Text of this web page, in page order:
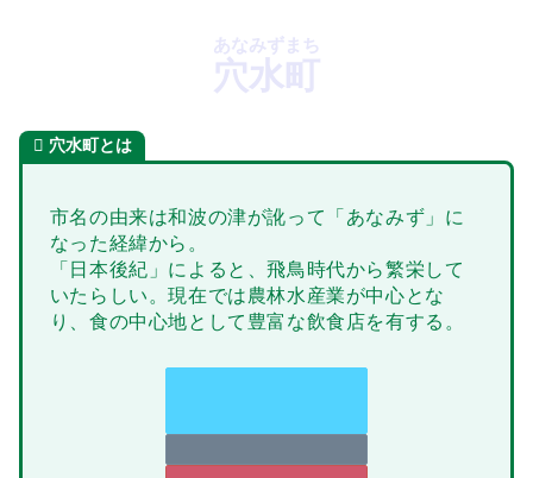
穴水町
あなみずまち
穴水町とは
市名の由来は和波の津が訛って「あなみず」に
なった経緯から。
「日本後紀」によると、飛鳥時代から繁栄して
いたらしい。現在では農林水産業が中心とな
り、食の中心地として豊富な飲食店を有する。